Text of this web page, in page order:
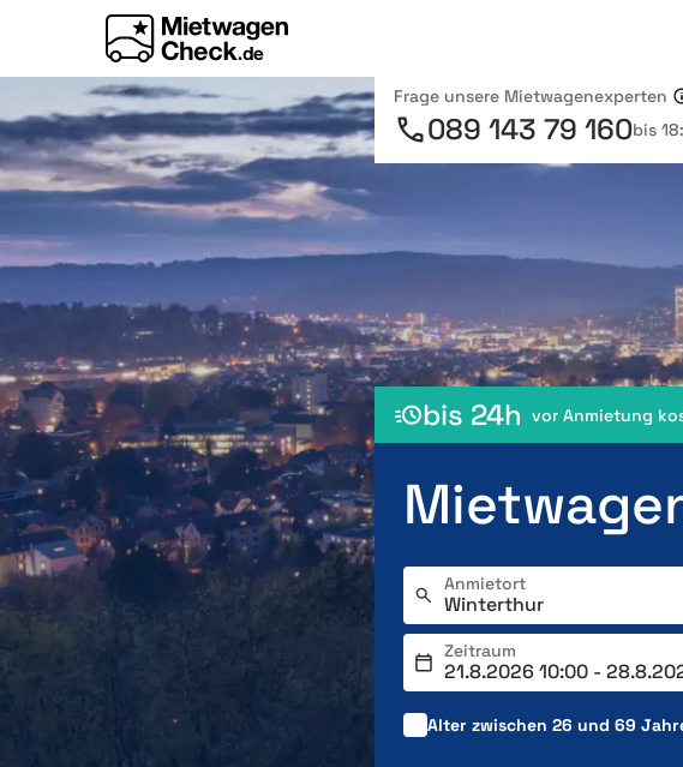
Frage unsere Mietwagenexperten
089 143 79 160bis
bis 24h vor Anmietung
Anmietort
Zeitraum
Alter zwischen 26 und 69